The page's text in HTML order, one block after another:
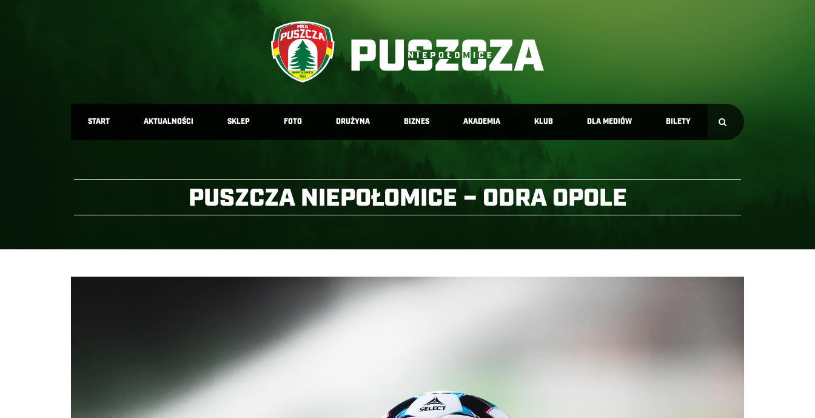
START AKTUALNOŚCI SKLEP FOTO DRUŻYNA BIZNES AKADEMIA KLUB DLA MEDIÓW BILETY
PUSZCZA NIEPOŁOMICE – ODRA OPOLE